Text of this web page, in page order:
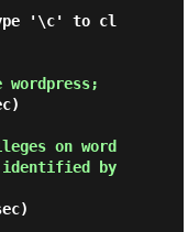
'\c' to cl
wordpress;
on word
identified by